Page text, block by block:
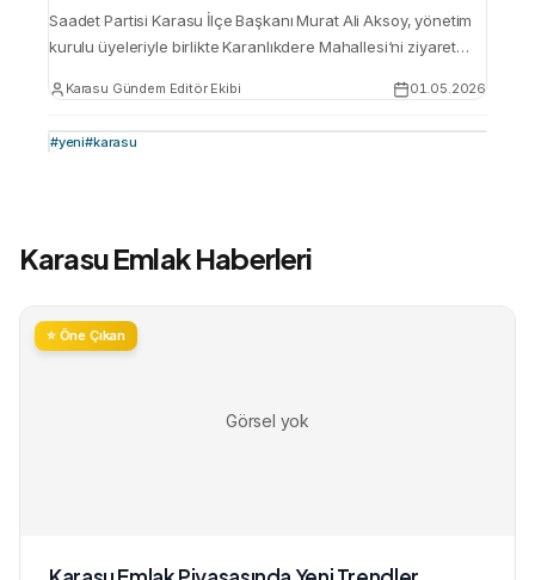
Saadet Partisi Karasu İlçe Başkanı Murat Ali Aksoy, yönetim
kurulu üyeleriyle birlikte Karanlıkdere Mahallesi‘ni ziyaret
sakinlerinin sorunları dinlenirken, partiye yeni üye kayıtları
Samimi bir ortamda gerçekleşen ziyarette, Karanlıkdere
Karasu Gündem Editör Ekibi 01.05.2026
#yeni#karasu
Karasu Emlak Haberleri
Görsel yok
⭐ Öne Çıkan